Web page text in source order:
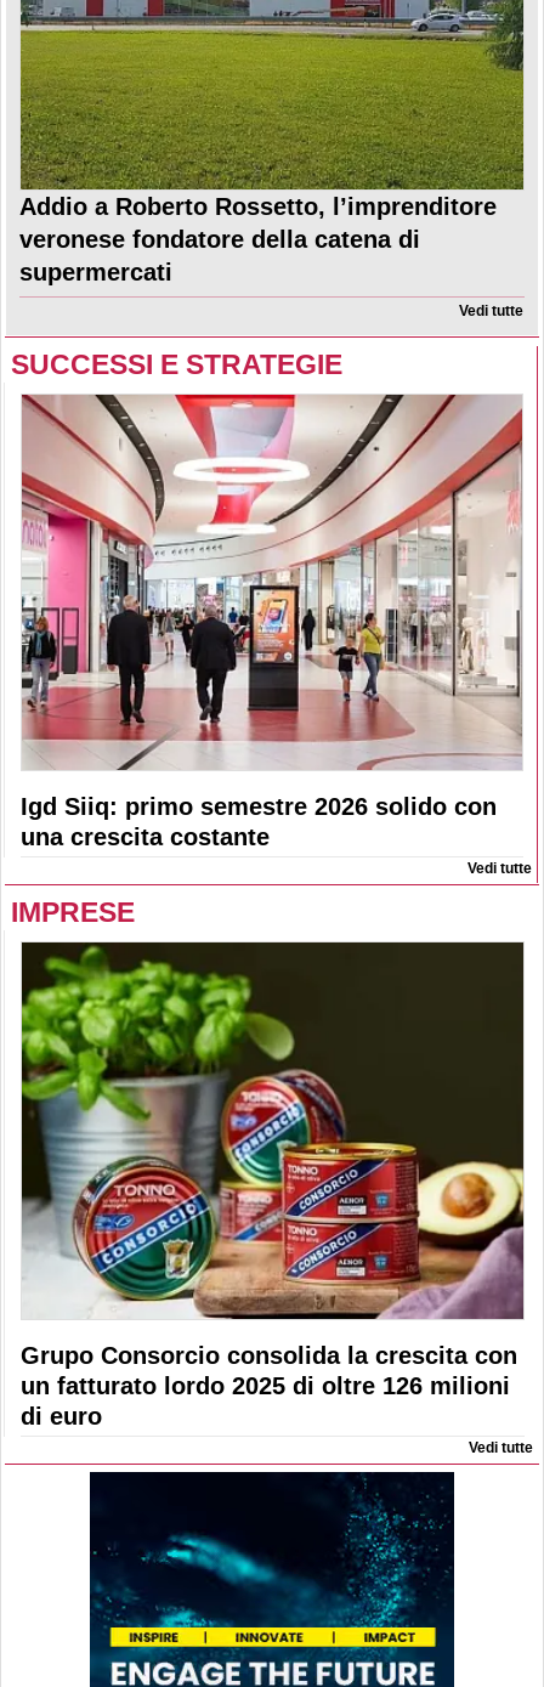
Addio a Roberto Rossetto, l’imprenditore
veronese fondatore della catena di
supermercati
Vedi tutte
SUCCESSI E STRATEGIE
Igd Siiq: primo semestre 2026 solido con
una crescita costante
Vedi tutte
IMPRESE
Grupo Consorcio consolida la crescita con
un fatturato lordo 2025 di oltre 126 milioni
di euro
Vedi tutte